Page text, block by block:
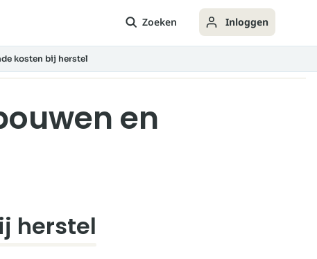
Zoeken Inloggen
kosten bij herstel
en
herstel